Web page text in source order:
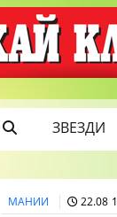
ЗВЕЗДИ
МАНИИ 22.08